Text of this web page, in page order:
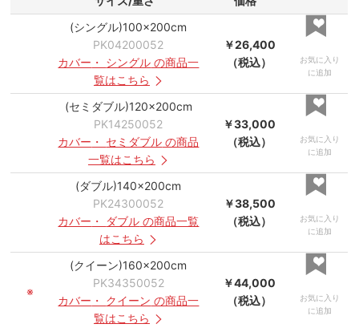
(シングル)100×200cm
PK04200052
カバー ・ シングル の商品一
覧はこちら
￥26,400
（税込）
お気に入り
に追加
(セミダブル)120×200cm
PK14250052
カバー ・ セミダブル の商品
一覧はこちら
￥33,000
（税込）
お気に入り
に追加
(ダブル)140×200cm
PK24300052
カバー ・ ダブル の商品一覧
はこちら
￥38,500
（税込）
お気に入り
に追加
※
(クイーン)160×200cm
PK34350052
カバー ・ クイーン の商品一
覧はこちら
￥44,000
（税込）
お気に入り
に追加